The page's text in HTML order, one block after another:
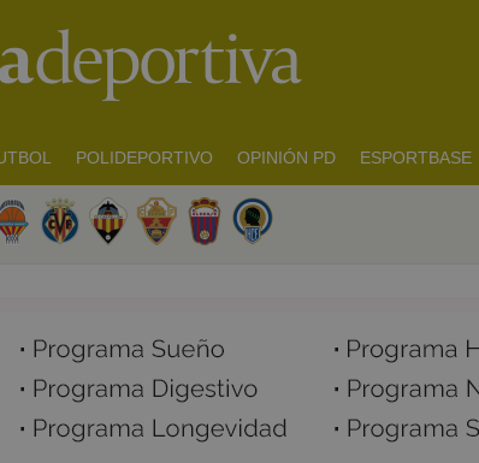
POLIDEPORTIVO OPINIÓN PD ESPORTBASE